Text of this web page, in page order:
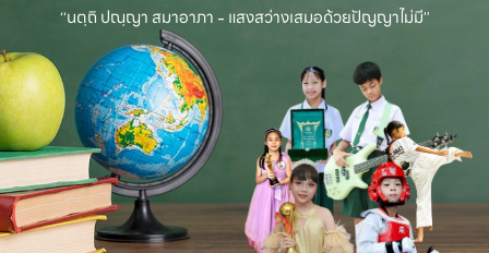
“นตฺถิ ปณฺญา สมาอาภา - แสงสว่างเสมอด้วยปัญญาไม่มี”